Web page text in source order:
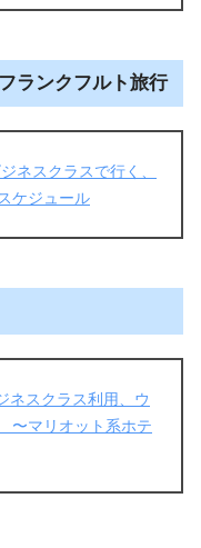
ランクフルト旅行
ネスクラスで行く、
ケジュール
ネスクラス利用、ウ
〜マリオット系ホテ